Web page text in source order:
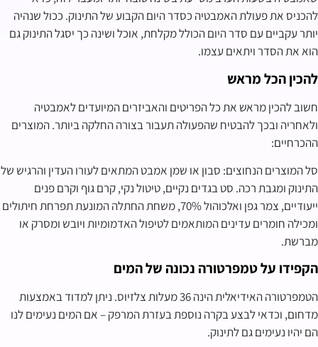
להכניס את פעולת האמבטיה כסדר היום הקבוע של התינוק. ככול שנהיה
יותר עקביים עם סדר היום הכולל מקלחת, אוכל ושינה כך יסגל התינוק גם
הוא את הסדר ויתאים עצמו.
להכין הכל מראש
חשוב להכין מראש את כל הפריטים והאביזרים המיועדים לאמבטיה
ולאחריה ובכך להבטיח שהפעולה תעבור בצורה החלקה ביותר. המוצרים
ההכרחיים:
סל המוצרים הנחוצים: סבון או שמן אמבט המתאים לעורו העדין והרגיש של
התינוק ומגבת רכה. סט בגדים נקיים, טיטול נקי, קרם גוף וקרם פנים
ייעודיים, צמר גפן ואלכוהול 70%, משחת החתלה המונעת תפרחת חיתולים
ומכילה חומרים עדינים המותאמים לטיפול האדמומיות ויובש ומסרק או
מברשת.
הקפידו על טמפרטורה נכונה של המים
הטמפרטורה האידיאלית הינה 36 מעלות צלזיוס. ניתן למדוד באמצעות
מדחום, וכדאי לבצע בקרה נוספת בעזרת המרפק – אם המים נעימים לנו
הם יהיו נעימים גם לתינוק.